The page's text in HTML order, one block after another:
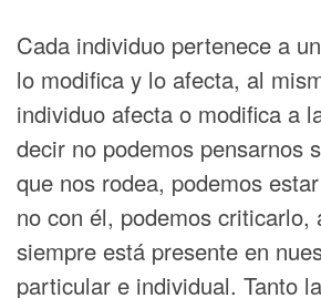
Cada individuo pertenece a
lo modifica y lo afecta, al
individuo afecta o modifica a
decir no podemos pensarnos
que nos rodea, podemos
no con él, podemos criticarlo,
siempre está presente en
particular e individual. Tanto